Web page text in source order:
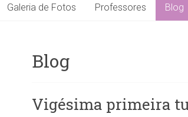
Galeria de Fotos Professores Blog
Blog
Vigésima primeira